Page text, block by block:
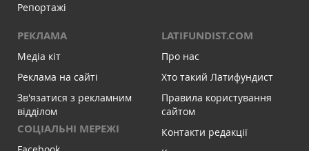
Репортажі
РЕКЛАМА
Медіа кіт
Реклама на сайті
Зв'язатися з рекламним
відділом
СОЦІАЛЬНІ МЕРЕЖІ
LATIFUNDIST.COM
Про нас
Хто такий Латифундист
Правила користування
сайтом
Контакти редакції